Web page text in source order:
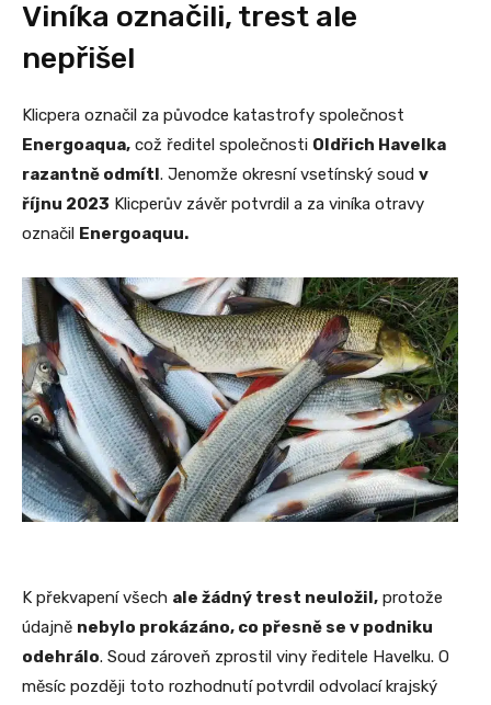
Viníka označili, trest ale
nepřišel
Klicpera označil za původce katastrofy společnost
Energoaqua, což ředitel společnosti Oldřich Havelka
razantně odmítl. Jenomže okresní vsetínský soud v
říjnu 2023 Klicperův závěr potvrdil a za viníka otravy
označil Energoaquu.
K překvapení všech ale žádný trest neuložil, protože
údajně nebylo prokázáno, co přesně se v podniku
odehrálo. Soud zároveň zprostil viny ředitele Havelku. O
měsíc později toto rozhodnutí potvrdil odvolací krajský